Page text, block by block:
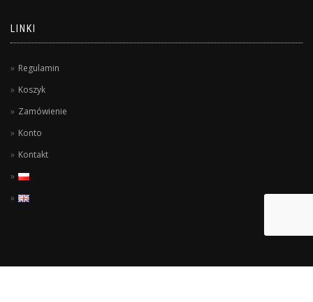
LINKI
Regulamin
Koszyk
Zamówienie
Konto
Kontakt